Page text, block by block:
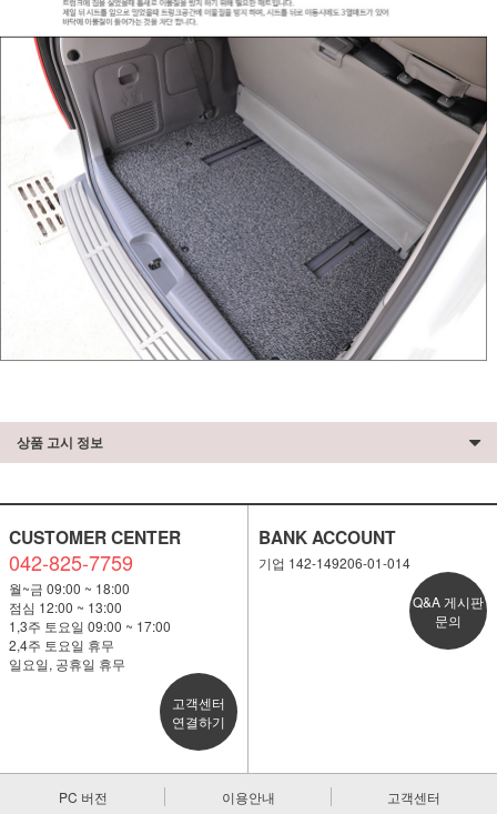
상품 고시 정보
CUSTOMER CENTER
042-825-7759
월~금 09:00 ~ 18:00
점심 12:00 ~ 13:00
1,3주 토요일 09:00 ~ 17:00
2,4주 토요일 휴무
일요일, 공휴일 휴무
고객센터
연결하기
BANK ACCOUNT
기업 142-149206-01-014
Q&A 게시판
문의
PC 버전 이용안내 고객센터